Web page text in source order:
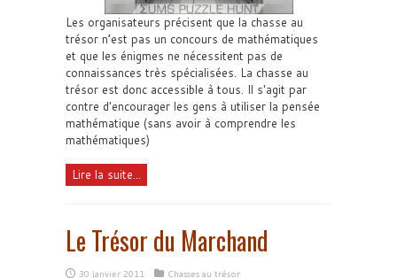
Les organisateurs précisent que la chasse au
trésor n’est pas un concours de mathématiques
et que les énigmes ne nécessitent pas de
connaissances très spécialisées. La chasse au
trésor est donc accessible à tous. Il s'agit par
contre d'encourager les gens à utiliser la pensée
mathématique (sans avoir à comprendre les
mathématiques)
Lire la suite...
Le Trésor du Marchand
30 janvier 2011 Chasses au trésor